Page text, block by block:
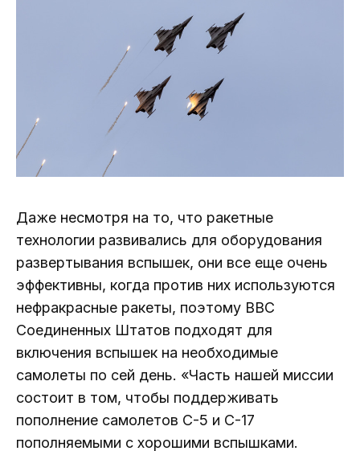
Даже несмотря на то, что ракетные
технологии развивались для оборудования
развертывания вспышек, они все еще очень
эффективны, когда против них используются
нефракрасные ракеты, поэтому ВВС
Соединенных Штатов подходят для
включения вспышек на необходимые
самолеты по сей день. «Часть нашей миссии
состоит в том, чтобы поддерживать
пополнение самолетов C-5 и C-17
пополняемыми с хорошими вспышками.